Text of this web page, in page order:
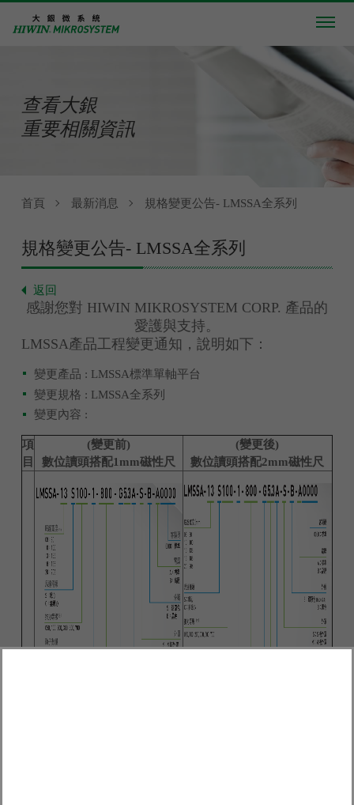
查看大銀
重要相關資訊
首頁 最新消息 規格變更公告- LMSSA全系列
規格變更公告- LMSSA全系列
返回
感謝您對 HIWIN MIKROSYSTEM CORP. 產品的
愛護與支持。
LMSSA產品工程變更通知，說明如下：
變更產品 : LMSSA標準單軸平台
變更規格 : LMSSA全系列
變更內容 :
項
目
(變更前)
數位讀頭搭配1mm磁性尺
(變更後)
數位讀頭搭配2mm磁性尺